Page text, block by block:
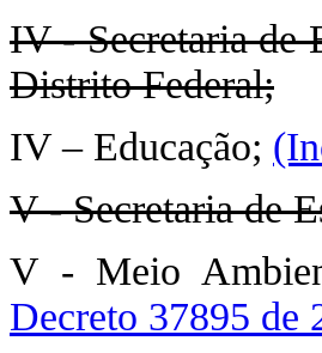
IV - Secretaria de
Distrito Federal;
IV – Educação;
V - Secretaria de
V - Meio
Decreto 37895 de